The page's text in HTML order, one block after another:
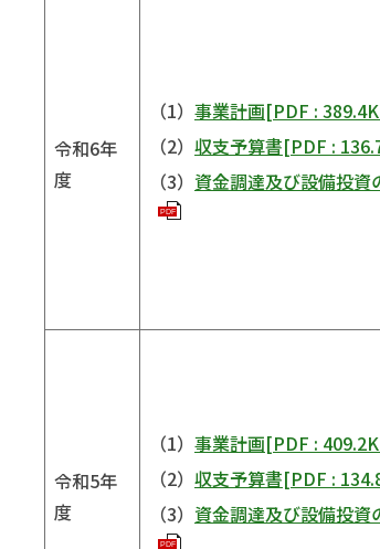
令和6年
度
（1） 事業計画[PDF :
（2） 収支予算書[PDF :
（3） 資金調達及び設備投資
PDF
令和5年
度
（1） 事業計画[PDF :
（2） 収支予算書[PDF :
（3） 資金調達及び設備投資
PDF